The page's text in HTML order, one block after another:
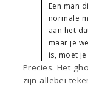
Een man
normale
aan het
maar je
is, moet
Precies. Het
zijn allebei